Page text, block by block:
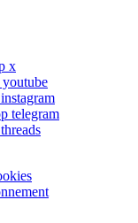
x
telegram